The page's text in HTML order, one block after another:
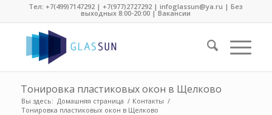
Тел:+7(499)7147292 |+7(977)2727292 | infoglassun@ya.ru | Без
выходных 8:00-20:00 |Вакансии
Тонировка пластиковых окон в Щелково
Вы здесь: Домашняя страница / Контакты /
Тонировка пластиковых окон в Щелково